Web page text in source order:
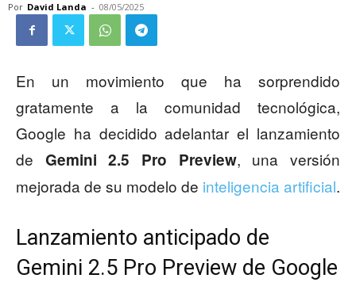
Por David Landa - 08/05/2025
En un movimiento que ha sorprendido
gratamente a la comunidad tecnológica,
Google ha decidido adelantar el lanzamiento
de Gemini 2.5 Pro Preview, una versión
mejorada de su modelo de inteligencia artificial.
Lanzamiento anticipado de
Gemini 2.5 Pro Preview de Google